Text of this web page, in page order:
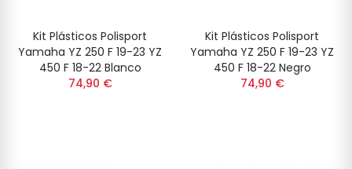
Kit Plásticos Polisport
Yamaha YZ 250 F 19-23 YZ
450 F 18-22 Blanco
74,90 €
Kit Plásticos Polisport
Yamaha YZ 250 F 19-23 YZ
450 F 18-22 Negro
74,90 €